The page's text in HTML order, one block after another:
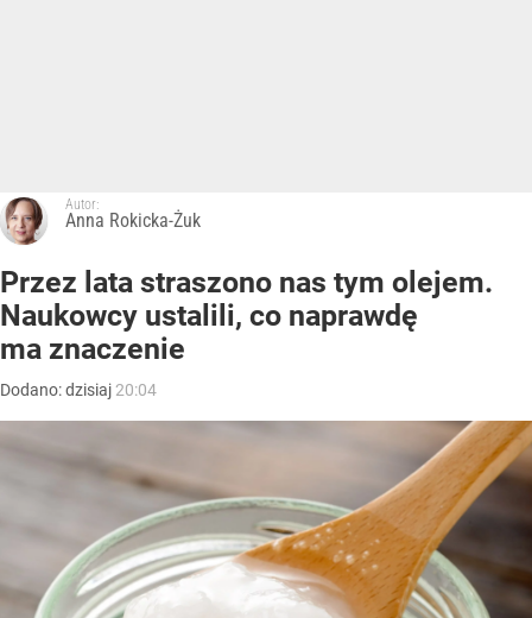
Autor:
Anna Rokicka-Żuk
Przez lata straszono nas tym olejem.
Naukowcy ustalili, co naprawdę
ma znaczenie
Dodano:dzisiaj 20:04